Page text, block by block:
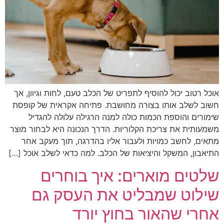
אוכל רטוב יכול להוסיף לתפריט של הכלב טעם, לחות וגיוון, אך
חשוב לשלב אותו בצורה מחושבת. פתיחה אקראית של קופסת
שימורים והוספת הכמות כולה למנה הרגילה עלולה להגדיל
משמעותית את צריכת הקלוריות. הדרך הנכונה היא לבחור מוצר
מתאים, לחשב כמויות ולעבור אליו בהדרגה, תוך מעקב אחר
התיאבון, המשקל והיציאות של הכלב. למה כדאי לשלב אוכל […]
שלטים מוארים: איך בוחרים
שילוט שמבליט את העסק גם
אחרי שהאור בחוץ יורד